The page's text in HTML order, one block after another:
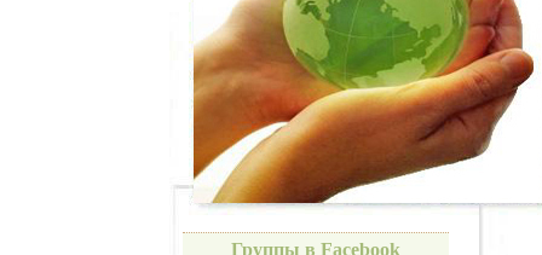
Группы в Facebook